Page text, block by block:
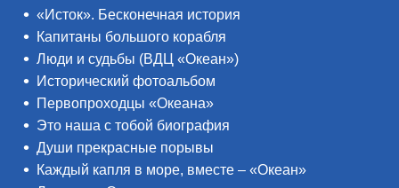
«Исток». Бесконечная история
Капитаны большого корабля
Люди и судьбы (ВДЦ «Океан»)
Исторический фотоальбом
Первопроходцы «Океана»
Это наша с тобой биография
Души прекрасные порывы
Каждый капля в море, вместе – «Океан»